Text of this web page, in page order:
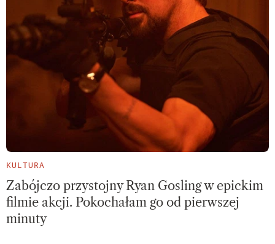
KULTURA
Zabójczo przystojny Ryan Gosling w epickim
filmie akcji. Pokochałam go od pierwszej
minuty